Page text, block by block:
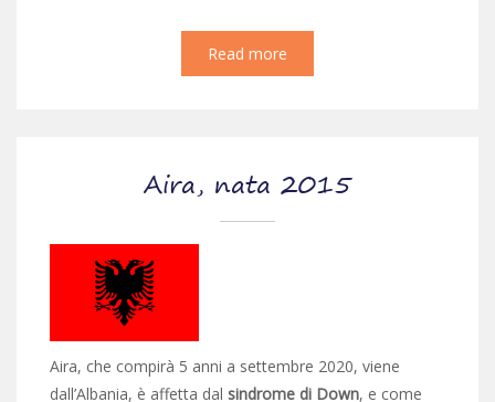
Read more
Aira, nata 2015
Aira, che compirà 5 anni a settembre 2020, viene
dall’Albania, è affetta dal sindrome di Down, e come